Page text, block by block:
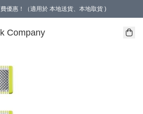
優惠！（適用於 本地送貨、本地取貨 )
Company